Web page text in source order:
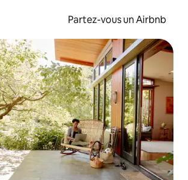
Partez-vous un Airbnb